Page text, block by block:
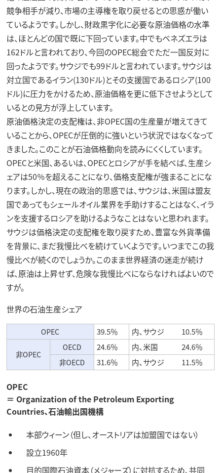
競争相手が減り、市場の主導権を取り戻せるとの思惑が働い
ているようです。しかし、財政黒字化に必要な原油価格の水準
は、ほとんどの国で既に下回っています。中でもベネズエラは
162ドルと言われており、今回のOPEC総会でただ一国反対に
回ったようです。サウジでも99ドルと言われています。サウジは
対立国であるイラン(130ドル)とその支援国であるロシア(100
ドル)に圧力をかけるため、原油価格を更に低下させようとして
いるとの見方が浮上しています。
原油価格決定の支配権は、非OPEC国の生産量が増えてきて
いることから、OPECが圧倒的に強いという状況ではなくなって
きました。このことが石油価格動向を読みにくくしています。
OPECと米国、あるいは、OPECとロシアが手を結べば、生産シ
ェアは50％を超えることになり、価格支配権が強まることにな
ります。しかし、現在の政治的思惑では、サウジは、米国は盟友
国であってもシェールオイル業界を手助けすることはなく、イラ
ンを支援するロシアを助けるようなことはないと思われます。
サウジは価格決定の支配権を取り戻すため、豊富な外貨準備
を背景に、まだ我慢比べを続けていくようです。いつまでこの我
慢比べが続くのでしょうか。このまま世界経済の迷走が続け
ば、原油は上昇せず、危険な我慢比べにならなければよいので
すが。
世界の石油生産シェア
OPEC 39.5％ 内、サウジ 10.5％
非OPEC
OECD 24.6％ 内、米国
24.6％
非OECD
31.6％ 内、サウジ 11.5％
OPEC
＝ Organization of the Petroleum Exporting
Countries、石油輸出国機構
本部ウィーン（但し、オーストリアは加盟国ではない）
設立1960年
目的国際石油資本（メジャーズ）に対抗するため、共同